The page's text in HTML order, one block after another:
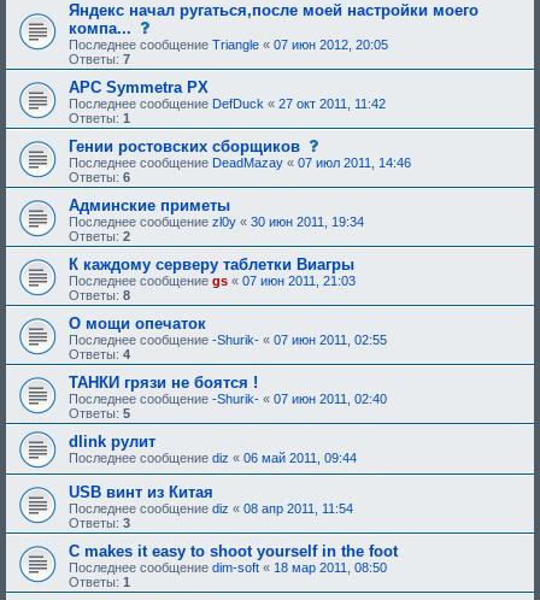
Яндекс начал ругаться,после моей настройки моего
компа...
о
о
б
щ
е
н
и
е
,
т
р
б
у
е
е
о
б
н
и
Последнее сообщение Triangle « 07 июн 2012, 20:05
Ответы: 7
APC Symmetra PX
Последнее сообщение DefDuck « 27 окт 2011, 11:42
Ответы: 1
Гении ростовских сборщиков
о
о
б
н
и
е
,
т
р
у
е
б
р
н
я
:
Последнее сообщение DeadMazay « 07 июл 2011, 14:46
Ответы: 6
Админские приметы
Последнее сообщение zl0y « 30 июн 2011, 19:34
Ответы: 2
К каждому серверу таблетки Виагры
Последнее сообщение gs « 07 июн 2011, 21:03
Ответы: 8
О мощи опечаток
Последнее сообщение -Shurik- « 07 июн 2011, 02:55
Ответы: 4
ТАНКИ грязи не боятся !
Последнее сообщение -Shurik- « 07 июн 2011, 02:40
Ответы: 5
dlink рулит
Последнее сообщение diz « 06 май 2011, 09:44
USB винт из Китая
Последнее сообщение diz « 08 апр 2011, 11:54
Ответы: 3
C makes it easy to shoot yourself in the foot
Последнее сообщение dim-soft « 18 мар 2011, 08:50
Ответы: 1